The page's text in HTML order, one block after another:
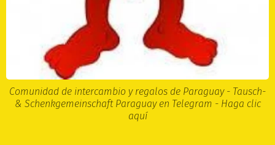
Comunidad de intercambio y regalos de Paraguay - Tausch-
& Schenkgemeinschaft Paraguay en Telegram - Haga clic
aquí